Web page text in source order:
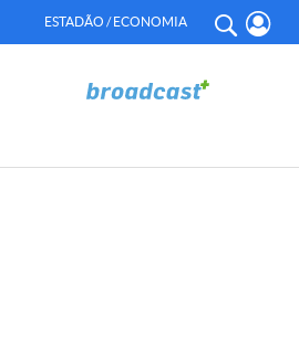
ESTADÃO / ECONOMIA